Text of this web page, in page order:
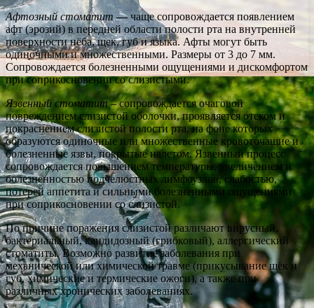
Афтозный стоматит—чаще сопровождается появлением
афт (эрозий) в передней области полости рта на внутренней
поверхности нёба, щек, губ и языка. Афты могут быть
одиночными и множественными. Размеры от 3 до 7 мм.
Сопровождается болезненными ощущениями и дискомфортом
при соприкосновении со слизистыми.
Язвенный стоматит– сопровождается очаговой
повреждением слизистой оболочки, проявляется отеком и
покраснением слизистой полости рта, на фоне которых
образуются одиночные или множественные кровоточащие и
болезненные язвы, покрытые налетом. Язвенный процесс
сопровождается повышением температуры, увеличением и
болезненностью подчелюстных лимфоузлов, слабостью,
потерей аппетита и сильными болезненными ощущениями
при соприкосновении со слизистой.
По причине поражения слизистой различают вирусный,
бактериальный, кандидозный (грибковый), аллергический
стоматиты. Возможно развитие заболевания при
механической или химической травме (прикусывание щёк и
губ, химические и термические ожоги), а также при
различных хронических заболеваниях.